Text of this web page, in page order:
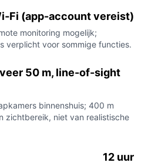
(app-account vereist)
monitoring mogelijk;
verplicht voor sommige functies.
50 m, line-of-sight
binnenshuis; 400 m
zichtbereik, niet van realistische
12 uur